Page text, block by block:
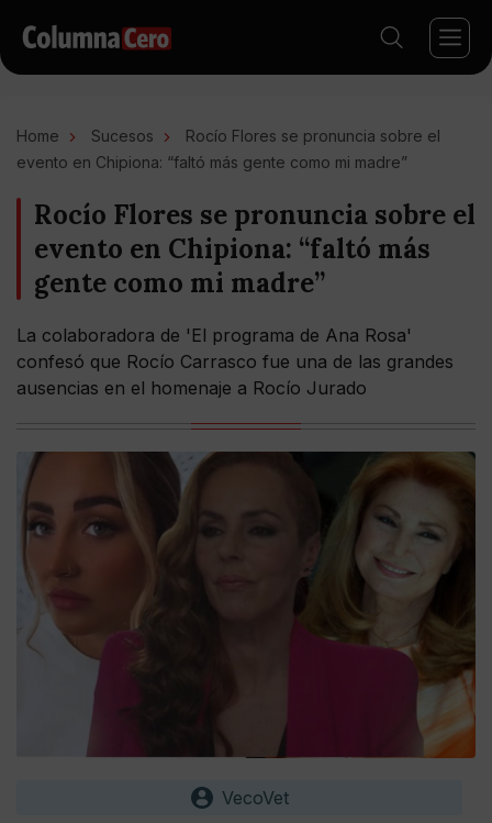
Home Sucesos
Rocío Flores se pronuncia sobre el
evento en Chipiona: “faltó más gente como mi madre”
Rocío Flores se pronuncia sobre el
evento en Chipiona: “faltó más
gente como mi madre”
La colaboradora de 'El programa de Ana Rosa'
confesó que Rocío Carrasco fue una de las grandes
ausencias en el homenaje a Rocío Jurado
VecoVet